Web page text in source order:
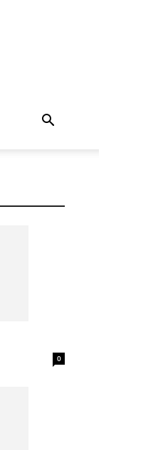
0